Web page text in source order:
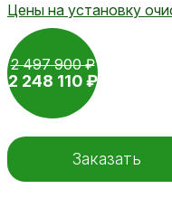
2 497 900 ₽
2 248 110 ₽
Заказать
Цены на установку